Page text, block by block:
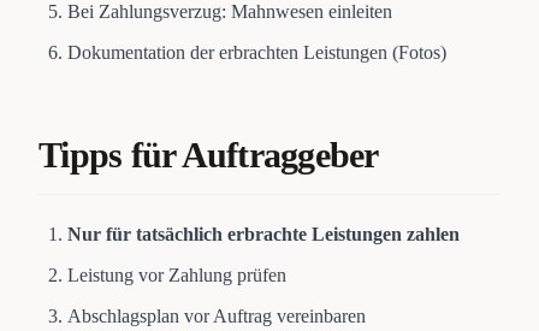
Bei Zahlungsverzug: Mahnwesen einleiten
Dokumentation der erbrachten Leistungen (Fotos)
Tipps für Auftraggeber
Nur für tatsächlich erbrachte Leistungen zahlen
Leistung vor Zahlung prüfen
Abschlagsplan vor Auftrag vereinbaren